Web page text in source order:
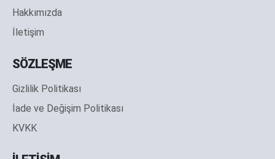
Hakkımızda
İletişim
SÖZLEŞME
Gizlilik Politikası
İade ve Değişim Politikası
KVKK